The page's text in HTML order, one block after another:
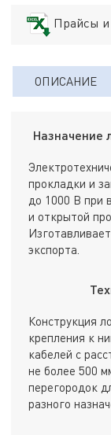
Прайсы и
ОПИСАНИЕ
Назначение
прокладки и
до 1000 В при
и открытой
экспорта.
Конструкция
крепления к
кабелей с
не более 500
перегородок
разного